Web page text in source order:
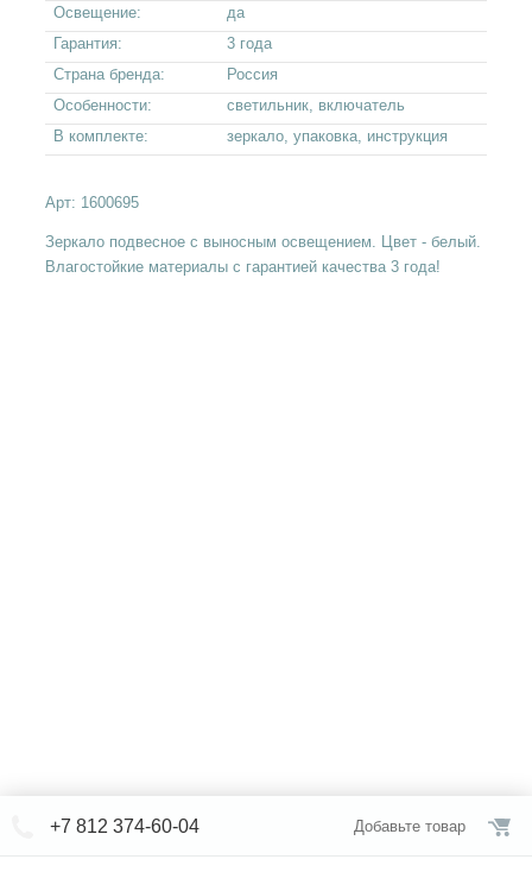
Освещение:
да
Гарантия:
3 года
Страна бренда:
Россия
Особенности:
светильник, включатель
В комплекте:
зеркало, упаковка, инструкция
Арт: 1600695
Зеркало подвесное с выносным освещением. Цвет - белый.
Влагостойкие материалы с гарантией качества 3 года!
+7 812 374-60-04 Добавьте товар